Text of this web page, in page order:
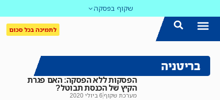
שקוף בפסקה
לתמיכה בכל סכום
בריטניה
הפסקות ללא הפסקה: האם פגרת
הקיץ של הכנסת תבוטל?
מערכת שקוף 6 ביולי 2020